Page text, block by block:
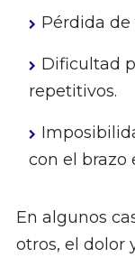
Pérdida de
Dificultad
repetitivos.
con el brazo
En algunos
otros, el dolor